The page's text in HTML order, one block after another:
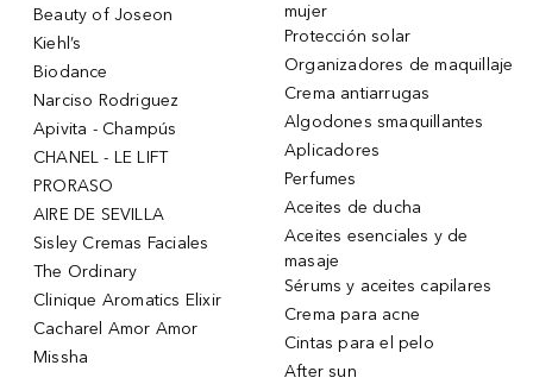
Beauty of Joseon
Kiehl’s
Biodance
Narciso Rodriguez
Apivita - Champús
CHANEL - LE LIFT
PRORASO
AIRE DE SEVILLA
Sisley Cremas Faciales
The Ordinary
Clinique Aromatics Elixir
Cacharel Amor Amor
Missha
mujer
Protección solar
Organizadores de maquillaje
Crema antiarrugas
Algodones smaquillantes
Aplicadores
Perfumes
Aceites de ducha
Aceites esenciales y de
masaje
Sérums y aceites capilares
Crema para acne
Cintas para el pelo
After sun